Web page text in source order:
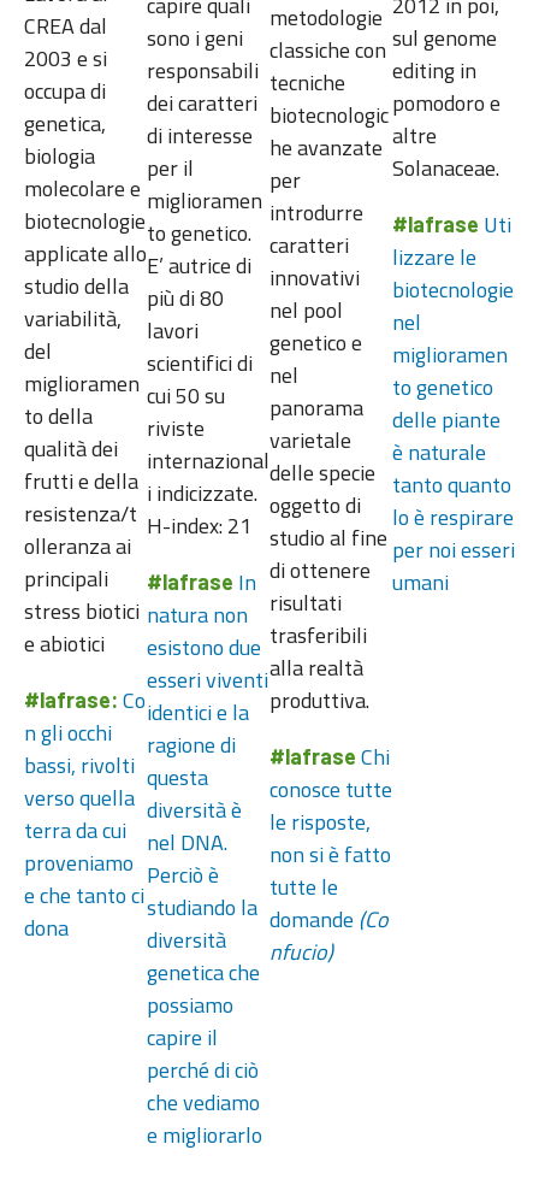
CREA dal
2003 e si
occupa di
genetica,
biologia
molecolare e
biotecnologie
applicate allo
studio della
variabilità,
del
miglioramen
to della
qualità dei
frutti e della
resistenza/t
olleranza ai
principali
stress biotici
e abiotici
#lafrase: Co
n gli occhi
bassi, rivolti
verso quella
terra da cui
proveniamo
e che tanto ci
dona
sono i geni
responsabili
dei caratteri
di interesse
per il
miglioramen
to genetico.
E’ autrice di
più di 80
lavori
scientifici di
cui 50 su
riviste
internazional
i indicizzate.
H-index: 21
#lafrase In
natura non
esistono due
esseri viventi
identici e la
ragione di
questa
diversità è
nel DNA.
Perciò è
studiando la
diversità
genetica che
possiamo
capire il
perché di ciò
che vediamo
e migliorarlo
metodologie
classiche con
tecniche
biotecnologic
he avanzate
per
introdurre
caratteri
innovativi
nel pool
genetico e
nel
panorama
varietale
delle specie
oggetto di
studio al fine
di ottenere
risultati
trasferibili
alla realtà
produttiva.
#lafrase Chi
conosce tutte
le risposte,
non si è fatto
tutte le
domande (Co
nfucio)
sul genome
editing in
pomodoro e
altre
Solanaceae.
#lafrase Uti
lizzare le
biotecnologie
nel
miglioramen
to genetico
delle piante
è naturale
tanto quanto
lo è respirare
per noi esseri
umani